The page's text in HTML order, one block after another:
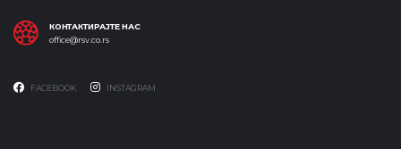
КОНТАКТИРАЈТЕ НАС
office@rsv.co.rs
FACEBOOK INSTAGRAM